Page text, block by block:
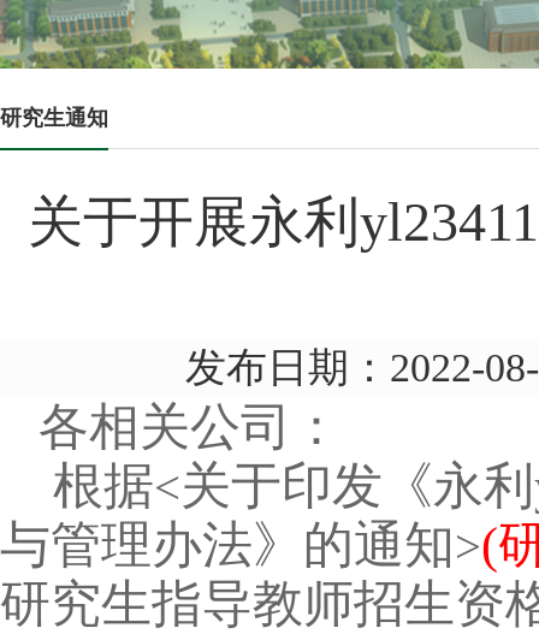
研究生通知
关于开展永利
发布日期：2022-
各相关公司：
根据<关于印发《永
与管理办法》的通知>(
研究生指导教师招生资